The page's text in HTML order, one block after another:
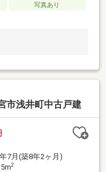
写真あり
市浅井町中古戸建
7月(築8年2ヶ月)
2